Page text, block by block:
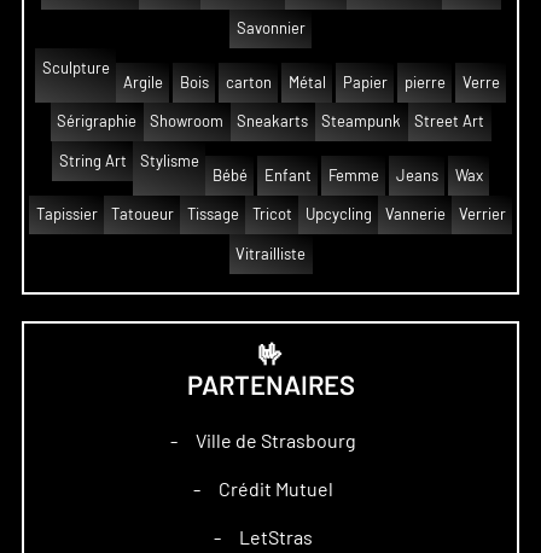
Savonnier
Sculpture
Argile
Bois carton Métal Papier pierre Verre
Sérigraphie Showroom Sneakarts Steampunk Street Art
String Art
Stylisme
Bébé
Enfant Femme Jeans Wax
Tapissier Tatoueur Tissage Tricot Upcycling Vannerie Verrier
Vitrailliste
🤟
PARTENAIRES
– Ville de Strasbourg
– Crédit Mutuel
– LetStras